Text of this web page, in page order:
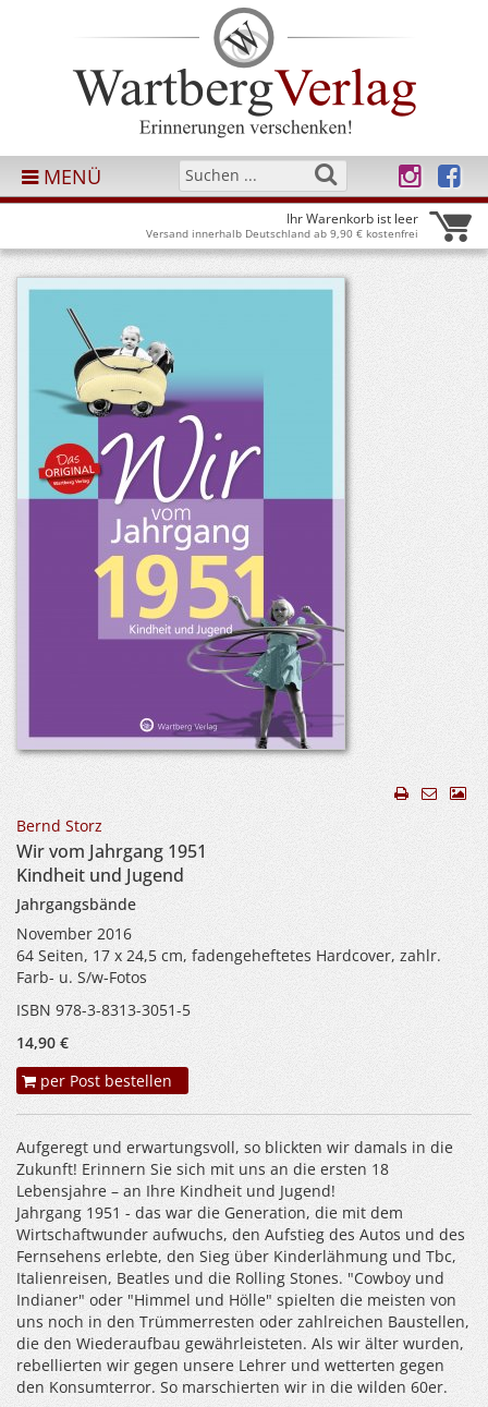
MENÜ
Ihr Warenkorb ist leer
Versand innerhalb Deutschland ab 9,90 € kostenfrei
Bernd Storz
Wir vom Jahrgang 1951
Kindheit und Jugend
Jahrgangsbände
November 2016
64 Seiten, 17 x 24,5 cm, fadengeheftetes Hardcover, zahlr.
Farb- u. S/w-Fotos
ISBN 978-3-8313-3051-5
14,90 €
per Post bestellen
Aufgeregt und erwartungsvoll, so blickten wir damals in die
Zukunft! Erinnern Sie sich mit uns an die ersten 18
Lebensjahre – an Ihre Kindheit und Jugend!
Jahrgang 1951 - das war die Generation, die mit dem
Wirtschaftwunder aufwuchs, den Aufstieg des Autos und des
Fernsehens erlebte, den Sieg über Kinderlähmung und Tbc,
Italienreisen, Beatles und die Rolling Stones. "Cowboy und
Indianer" oder "Himmel und Hölle" spielten die meisten von
uns noch in den Trümmerresten oder zahlreichen Baustellen,
die den Wiederaufbau gewährleisteten. Als wir älter wurden,
rebellierten wir gegen unsere Lehrer und wetterten gegen
den Konsumterror. So marschierten wir in die wilden 60er.